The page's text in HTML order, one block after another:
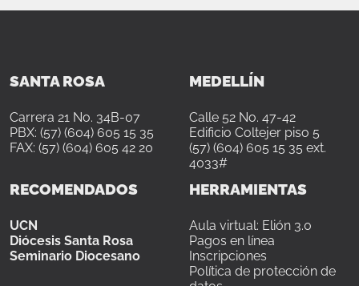
SANTA ROSA
Carrera 21 No. 34B-07
PBX: (57) (604) 605 15 35
FAX: (57) (604) 605 42 20
MEDELLÍN
Calle 52 No. 47-42
Edificio Coltejer piso 5
(57) (604) 605 15 35 ext.
4033#
RECOMENDADOS
UCN
Diócesis Santa Rosa
Seminario Diocesano
HERRAMIENTAS
Aula virtual: Elión 3.0
Pagos en línea
Inscripciones
Política de protección de